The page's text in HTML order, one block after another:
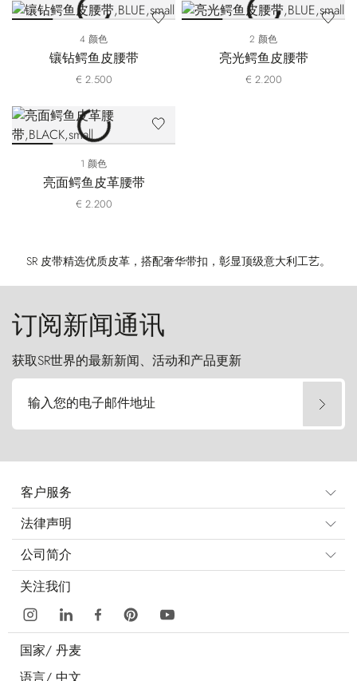
4 颜色
镶钻鳄鱼皮腰带
€ 2.500
2 颜色
亮光鳄鱼皮腰带
€ 2.200
1 颜色
亮面鳄鱼皮革腰带
€ 2.200
SR 皮带精选优质皮革，搭配奢华带扣，彰显顶级意大利工艺。
订阅新闻通讯
获取SR世界的最新新闻、活动和产品更新
输入您的电子邮件地址
客户服务
法律声明
公司简介
关注我们
国家/ 丹麦